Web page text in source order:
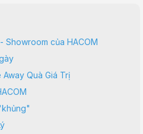
Showroom của HACOM
Quà Giá Trị